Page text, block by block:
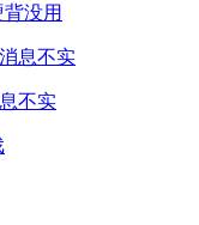
没用
不实